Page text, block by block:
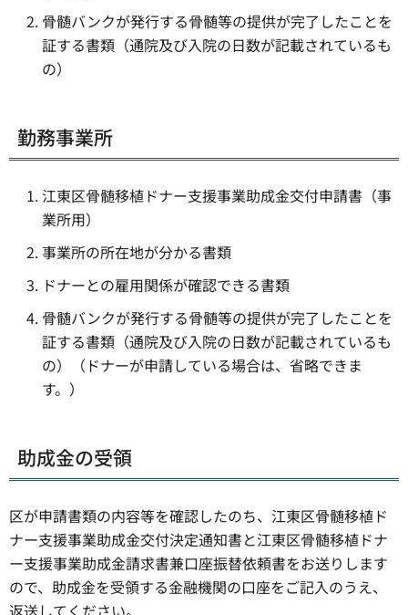
骨髄バンクが発行する骨髄等の提供が完了したことを
証する書類（通院及び入院の日数が記載されているも
の）
勤務事業所
江東区骨髄移植ドナー支援事業助成金交付申請書（事
業所用）
事業所の所在地が分かる書類
ドナーとの雇用関係が確認できる書類
骨髄バンクが発行する骨髄等の提供が完了したことを
証する書類（通院及び入院の日数が記載されているも
の）（ドナーが申請している場合は、省略できま
す。）
助成金の受領
区が申請書類の内容等を確認したのち、江東区骨髄移植ド
ナー支援事業助成金交付決定通知書と江東区骨髄移植ドナ
ー支援事業助成金請求書兼口座振替依頼書をお送りします
ので、助成金を受領する金融機関の口座をご記入のうえ、
返送してください。